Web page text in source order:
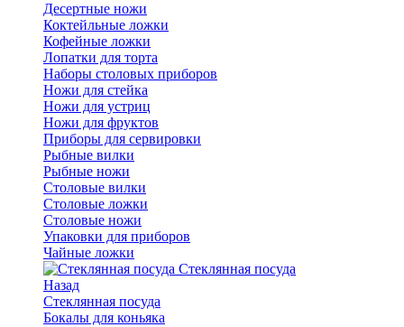
Десертные ножи
Коктейльные ложки
Кофейные ложки
Лопатки для торта
Наборы столовых приборов
Ножи для стейка
Ножи для устриц
Ножи для фруктов
Приборы для сервировки
Рыбные вилки
Рыбные ножи
Столовые вилки
Столовые ложки
Столовые ножи
Упаковки для приборов
Чайные ложки
Стеклянная посуда
Назад
Стеклянная посуда
Бокалы для коньяка